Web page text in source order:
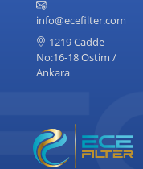
info@ecefilter.com
1219 Cadde
No:16-18 Ostim /
Ankara